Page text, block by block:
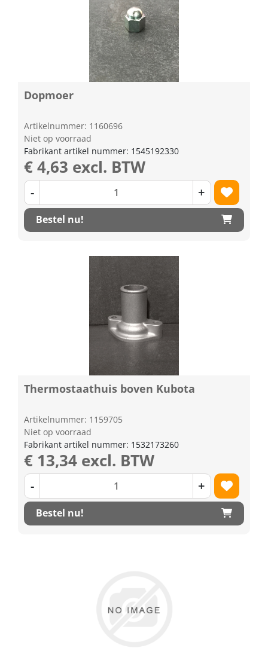
Dopmoer
Artikelnummer: 1160696
Niet op voorraad
Fabrikant artikel nummer: 1545192330
€ 4,63 excl. BTW
- +
Bestel nu!
Thermostaathuis boven Kubota
Artikelnummer: 1159705
Niet op voorraad
Fabrikant artikel nummer: 1532173260
€ 13,34 excl. BTW
- +
Bestel nu!